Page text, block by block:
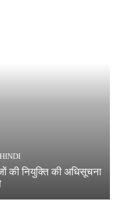
की नियुक्ति की अधिसूचना